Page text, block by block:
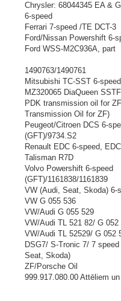
Chrysler: 68044345 EA &
6-speed
Ferrari 7-speed /TE DCT-3
Ford/Nissan Powershift 6-
Ford WSS-M2C936A, part
1490763/1490761
Mitsubishi TC-SST 6-
MZ320065 DiaQueen
PDK transmission oil for
Transmission Oil for ZF)
Peugeot/Citroen DCS 6-
(GFT)/9734.S2
Renault EDC 6-speed,
Talisman R7D
Volvo Powershift 6-speed
(GFT)/1161838/1161839
VW (Audi, Seat, Skoda) 6-
VW G 055 536
VW/Audi G 055 529
VW/Audi TL 521 82/ G 052
VW/Audi TL 52529/ G 052
DSG7/ S-Tronic 7/ 7
Seat, Skoda)
ZF/Porsche Oil
999.917.080.00 Attēliem